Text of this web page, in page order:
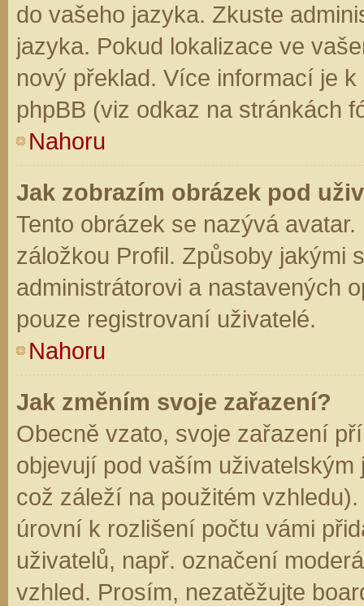
do vašeho jazyka. Zkuste
jazyka. Pokud lokalizace ve
nový překlad. Více informací je
phpBB (viz odkaz na stránkách
Nahoru
Jak zobrazím obrázek pod
Tento obrázek se nazývá
záložkou Profil. Způsoby jakými
administrátorovi a nastavených
pouze registrovaní uživatelé.
Nahoru
Jak změním svoje zařazení?
Obecně vzato, svoje zařazení
objevují pod vaším
což záleží na použitém
úrovní k rozlišení počtu vámi
uživatelů, např. označení
vzhled. Prosím, nezatěžujte